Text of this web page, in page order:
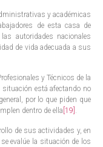
y académicas
de esta casa de
autoridades nacionales
de vida adecuada a sus
y Técnicos de la
está afectando no
por lo que piden que
dentro de ella [19] .
de sus actividades y, en
evalúe la situación de los